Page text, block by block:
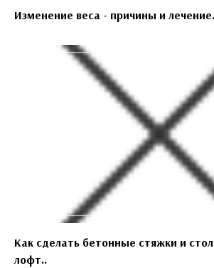
Изменение веса - причины и
Как сделать бетонные стяжки и
лофт..